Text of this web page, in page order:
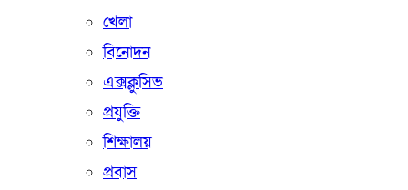
খেলা
বিনোদন
এক্সক্লুসিভ
প্রযুক্তি
শিক্ষালয়
প্রবাস